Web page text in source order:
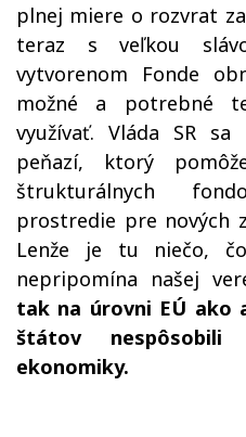
plnej miere o rozvrat
teraz s veľkou
vytvorenom Fonde
možné a potrebné
využívať. Vláda SR
peňazí, ktorý
štrukturálnych
prostredie pre nových
Lenže je tu niečo,
nepripomína našej
tak na úrovni EÚ ako
štátov
ekonomiky.